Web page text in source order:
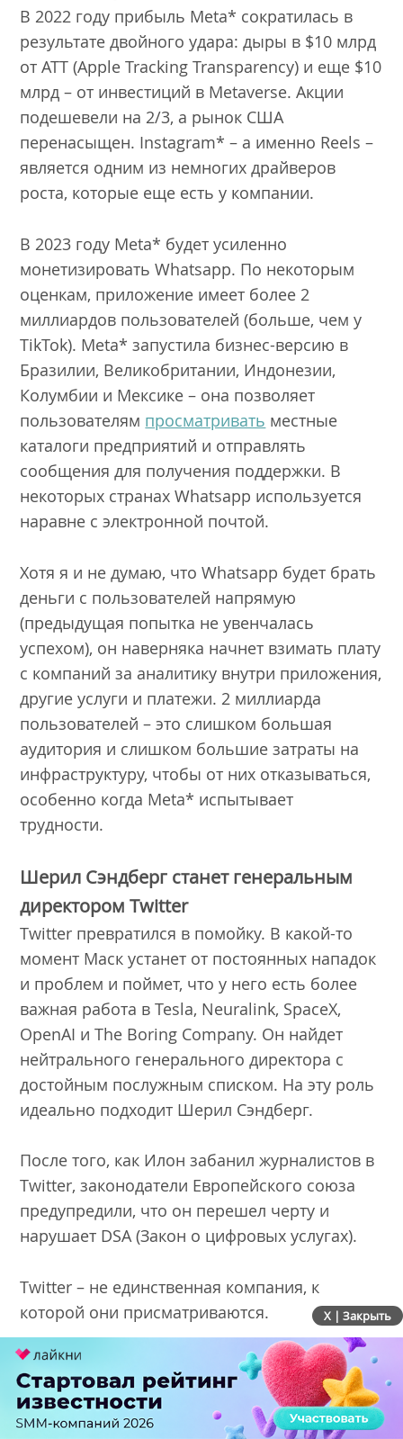
В 2022 году прибыль Meta* сократилась в
результате двойного удара: дыры в $10 млрд
от ATT (Apple Tracking Transparency) и еще $10
млрд – от инвестиций в Metaverse. Акции
подешевели на 2/3, а рынок США
перенасыщен. Instagram* – а именно Reels –
является одним из немногих драйверов
роста, которые еще есть у компании.
В 2023 году Meta* будет усиленно
монетизировать Whatsapp. По некоторым
оценкам, приложение имеет более 2
миллиардов пользователей (больше, чем у
TikTok). Meta* запустила бизнес-версию в
Бразилии, Великобритании, Индонезии,
Колумбии и Мексике – она позволяет
пользователям просматривать местные
каталоги предприятий и отправлять
сообщения для получения поддержки. В
некоторых странах Whatsapp используется
наравне с электронной почтой.
Хотя я и не думаю, что Whatsapp будет брать
деньги с пользователей напрямую
(предыдущая попытка не увенчалась
успехом), он наверняка начнет взимать плату
с компаний за аналитику внутри приложения,
другие услуги и платежи. 2 миллиарда
пользователей – это слишком большая
аудитория и слишком большие затраты на
инфраструктуру, чтобы от них отказываться,
особенно когда Meta* испытывает
трудности.
Шерил Сэндберг станет генеральным
директором Twitter
Twitter превратился в помойку. В какой-то
момент Маск устанет от постоянных нападок
и проблем и поймет, что у него есть более
важная работа в Tesla, Neuralink, SpaceX,
OpenAI и The Boring Company. Он найдет
нейтрального генерального директора с
достойным послужным списком. На эту роль
идеально подходит Шерил Сэндберг.
После того, как Илон забанил журналистов в
Twitter, законодатели Европейского союза
предупредили, что он перешел черту и
нарушает DSA (Закон о цифровых услугах).
Twitter – не единственная компания, к
которой они присматриваются.
Apple сильнее заинтересуются
регулирующие органы
Apple слишком долго жила в тени. Тим Кук
X | Закрыть